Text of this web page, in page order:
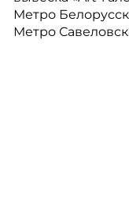
Метро
Метро